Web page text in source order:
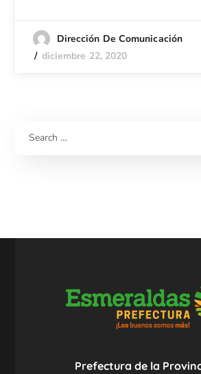
Dirección De Comunicación
diciembre 22, 2020
Prefectura de la